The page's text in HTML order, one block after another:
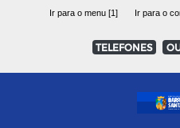
Ir para o menu [1] Ir para o
TELEFONES